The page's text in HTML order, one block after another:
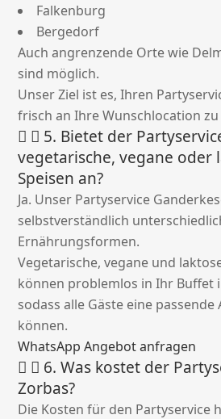
Falkenburg
Bergedorf
Auch angrenzende Orte wie
sind möglich.
Unser Ziel ist es, Ihren
frisch an Ihre Wunschlocation
5. Bietet der
vegetarische, vegane oder
Speisen an?
Ja. Unser Partyservice
selbstverständlich
Ernährungsformen.
Vegetarische, vegane und
können problemlos in Ihr Buffet
sodass alle Gäste eine
können.
WhatsApp Angebot anfragen
6. Was kostet der
Zorbas?
Die Kosten für den Partyservice